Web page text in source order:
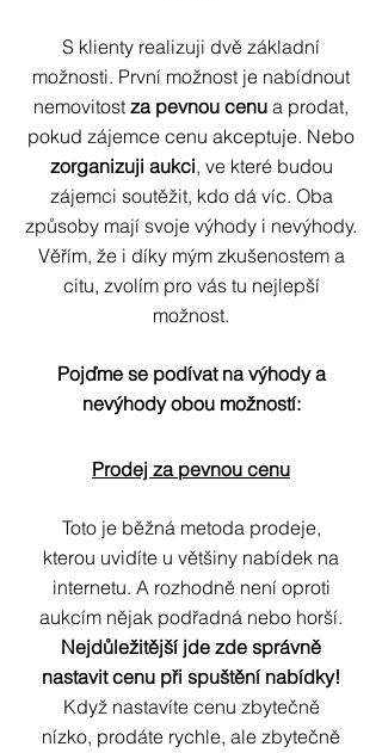
S klienty realizuji dvě základní
možnosti. První možnost je nabídnout
nemovitost za pevnou cenu a prodat,
pokud zájemce cenu akceptuje. Nebo
zorganizuji aukci, ve které budou
zájemci soutěžit, kdo dá víc. Oba
způsoby mají svoje výhody i nevýhody.
Věřím, že i díky mým zkušenostem a
citu, zvolím pro vás tu nejlepší
možnost.
Pojďme se podívat na výhody a
nevýhody obou možností:
Prodej za pevnou cenu
Toto je běžná metoda prodeje,
kterou uvidíte u většiny nabídek na
internetu. A rozhodně není oproti
aukcím nějak podřadná nebo horší.
Nejdůležitější jde zde správně
nastavit cenu při spuštění nabídky!
Když nastavíte cenu zbytečně
nízko, prodáte rychle, ale zbytečně